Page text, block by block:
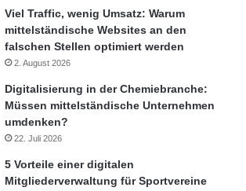
Viel Traffic, wenig Umsatz: Warum
mittelständische Websites an den
falschen Stellen optimiert werden
2. August 2026
Digitalisierung in der Chemiebranche:
Müssen mittelständische Unternehmen
umdenken?
22. Juli 2026
5 Vorteile einer digitalen
Mitgliederverwaltung für Sportvereine